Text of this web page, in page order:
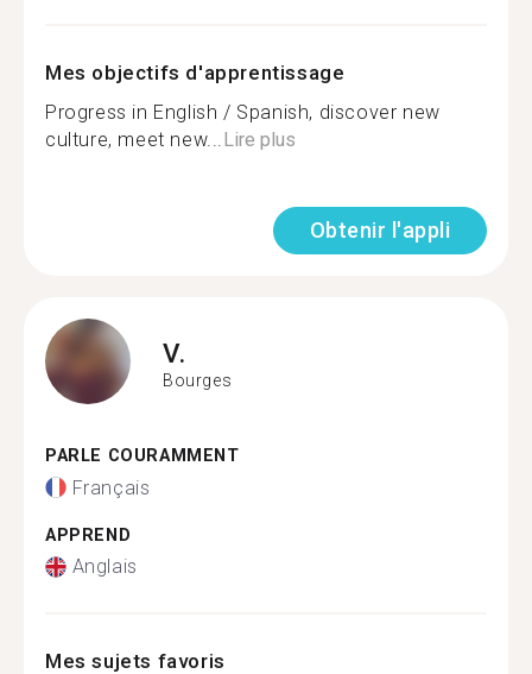
Mes objectifs d'apprentissage
Progress in English / Spanish, discover new
culture, meet new...Lire plus
Obtenir l'appli
V.
Bourges
PARLE COURAMMENT
Français
APPREND
Anglais
Mes sujets favoris